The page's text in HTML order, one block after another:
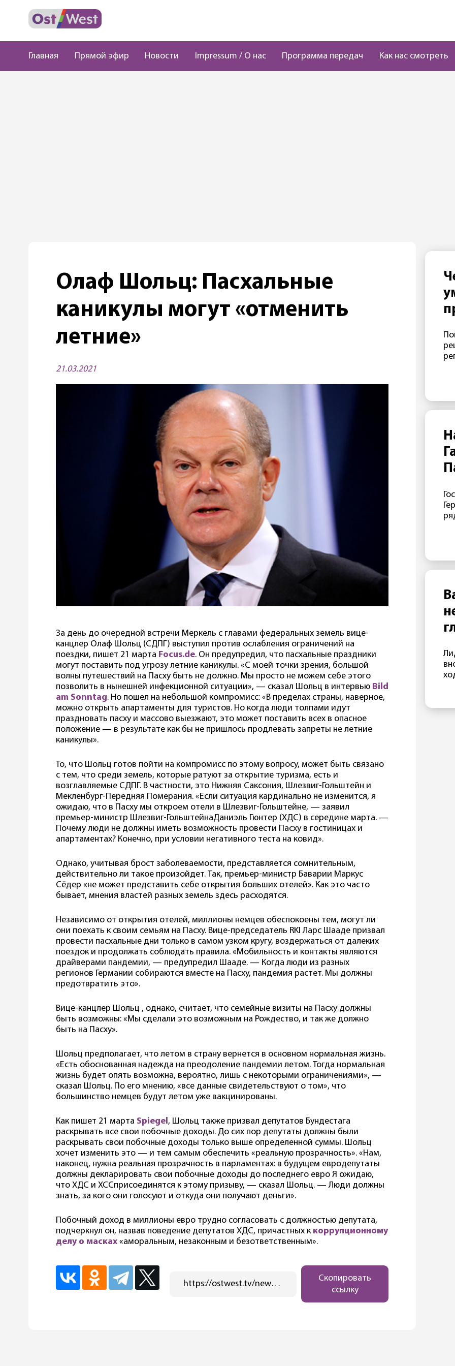
Главная Прямой эфир Новости Impressum / О нас Программа передач Как нас смотреть
Олаф Шольц: Пасхальные
каникулы могут «отменить
летние»
21.03.2021
За день до очередной встречи Меркель с главами федеральных земель вице-
канцлер Олаф Шольц (СДПГ) выступил против ослабления ограничений на
поездки, пишет 21 марта Focus.de. Он предупредил, что пасхальные праздники
могут поставить под угрозу летние каникулы. «С моей точки зрения, большой
волны путешествий на Пасху быть не должно. Мы просто не можем себе этого
позволить в нынешней инфекционной ситуации», — сказал Шольц в интервью Bild
am Sonntag. Но пошел на небольшой компромисс: «В пределах страны, наверное,
можно открыть апартаменты для туристов. Но когда люди толпами идут
праздновать пасху и массово выезжают, это может поставить всех в опасное
положение — в результате как бы не пришлось продлевать запреты не летние
каникулы».
То, что Шольц готов пойти на компромисс по этому вопросу, может быть связано
с тем, что среди земель, которые ратуют за открытие туризма, есть и
возглавляемые СДПГ. В частности, это Нижняя Саксония, Шлезвиг-Гольштейн и
Мекленбург-Передняя Померания. «Если ситуация кардинально не изменится, я
ожидаю, что в Пасху мы откроем отели в Шлезвиг-Гольштейне, — заявил
премьер-министр Шлезвиг-ГольштейнаДаниэль Гюнтер (ХДС) в середине марта. —
Почему люди не должны иметь возможность провести Пасху в гостиницах и
апартаментах? Конечно, при условии негативного теста на ковид».
Однако, учитывая брост заболеваемости, представляется сомнительным,
действительно ли такое произойдет. Так, премьер-министр Баварии Маркус
Сёдер «не может представить себе открытия больших отелей». Как это часто
бывает, мнения властей разных земель здесь расходятся.
Независимо от открытия отелей, миллионы немцев обеспокоены тем, могут ли
они поехать к своим семьям на Пасху. Вице-председатель RKI Ларс Шааде призвал
провести пасхальные дни только в самом узком кругу, воздержаться от далеких
поездок и продолжать соблюдать правила. «Мобильность и контакты являются
драйверами пандемии, — предупредил Шааде. — Когда люди из разных
регионов Германии собираются вместе на Пасху, пандемия растет. Мы должны
предотвратить это».
Вице-канцлер Шольц , однако, считает, что семейные визиты на Пасху должны
быть возможны: «Мы сделали это возможным на Рождество, и так же должно
быть на Пасху».
Шольц предполагает, что летом в страну вернется в основном нормальная жизнь.
«Есть обоснованная надежда на преодоление пандемии летом. Тогда нормальная
жизнь будет опять возможна, вероятно, лишь с некоторыми ограничениями», —
сказал Шольц. По его мнению, «все данные свидетельствуют о том», что
большинство немцев будут летом уже вакцинированы.
Как пишет 21 марта Spiegel, Шольц также призвал депутатов Бундестага
раскрывать все свои побочные доходы. До сих пор депутаты должны были
раскрывать свои побочные доходы только выше определенной суммы. Шольц
хочет изменить это — и тем самым обеспечить «реальную прозрачность». «Нам,
наконец, нужна реальная прозрачность в парламентах: в будущем евродепутаты
должны декларировать свои побочные доходы до последнего евро Я ожидаю,
что ХДС и ХССприсоединятся к этому призыву, — сказал Шольц. — Люди должны
знать, за кого они голосуют и откуда они получают деньги».
Побочный доход в миллионы евро трудно согласовать с должностью депутата,
подчеркнул он, назвав поведение депутатов ХДС, причастных к коррупционному
делу о масках «аморальным, незаконным и безответственным».
https://ostwest.tv/news/olaf-sholc-pashalnye-kanikuly-mogut-otmenit-letnie/
Скопировать
ссылку
—